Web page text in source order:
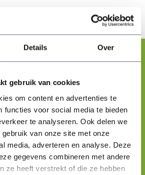
Details Over
gebruik van cookies
om content en advertenties te
functies voor social media te bieden
te analyseren. Ook delen we
van onze site met onze
media, adverteren en analyse. Deze
gegevens combineren met andere
ze heeft verstrekt of die ze hebben
helpt je graag
zoeken!
en ik help je jouw product uit te zoeken
je moet weten.
+31 344 23 44 64